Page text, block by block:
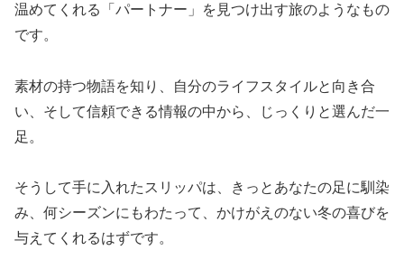
温めてくれる「パートナー」を見つけ出す旅のようなもの
です。
素材の持つ物語を知り、自分のライフスタイルと向き合
い、そして信頼できる情報の中から、じっくりと選んだ一
足。
そうして手に入れたスリッパは、きっとあなたの足に馴染
み、何シーズンにもわたって、かけがえのない冬の喜びを
与えてくれるはずです。